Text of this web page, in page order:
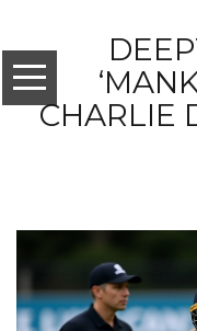
CHARLIE